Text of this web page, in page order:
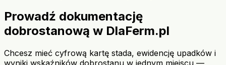
Prowadź dokumentację
dobrostanową w DlaFerm.pl
Chcesz mieć cyfrową kartę stada, ewidencję upadków i